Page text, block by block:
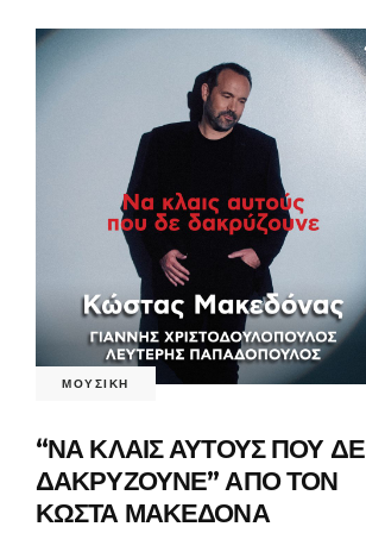
ΜΟΥΣΙΚΗ
“ΝΑ ΚΛΑΙΣ ΑΥΤΟΥΣ ΠΟΥ ΔΕ
ΔΑΚΡΥΖΟΥΝΕ” ΑΠΟ ΤΟΝ
ΚΩΣΤΑ ΜΑΚΕΔΟΝΑ